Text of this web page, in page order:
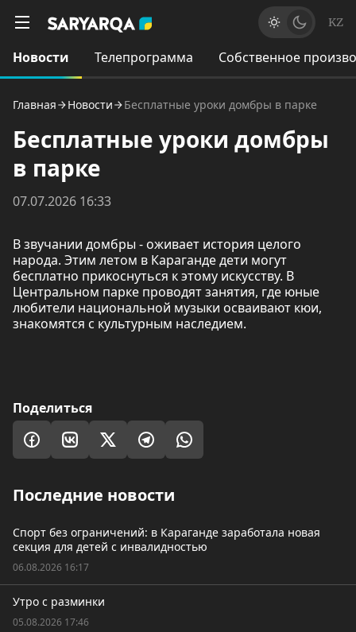
KZ
Новости Телепрограмма Собственное
Главная Новости Бесплатные уроки домбры в парке
Бесплатные уроки домбры
в парке
07.07.2026 16:33
В звучании домбры - оживает история целого
народа. Этим летом в Караганде дети могут
бесплатно прикоснуться к этому искусству. В
Центральном парке проводят занятия, где юные
любители национальной музыки осваивают кюи,
знакомятся с культурным наследием.
Поделиться
Последние новости
Спорт без ограничений: в Караганде заработала новая
секция для детей с инвалидностью
06.08.2026 16:17
Утро с разминки
05.08.2026 17:46